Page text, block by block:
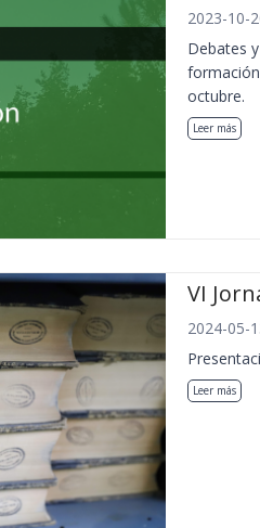
2023-10-
Debates
octubre.
Leer más
VI
2024-05-
Leer más